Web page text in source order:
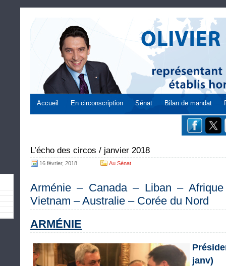
Accueil En circonscription Sénat Bilan de mandat
L’écho des circos / janvier 2018
16 février, 2018 Au Sénat
Arménie – Canada – Liban –
Vietnam – Australie – Corée du Nord
ARMÉNIE
janv)